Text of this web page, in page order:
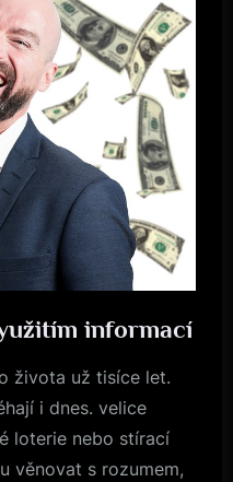
informací
života už tisíce let.
i dnes. velice
loterie nebo stírací
věnovat s rozumem,